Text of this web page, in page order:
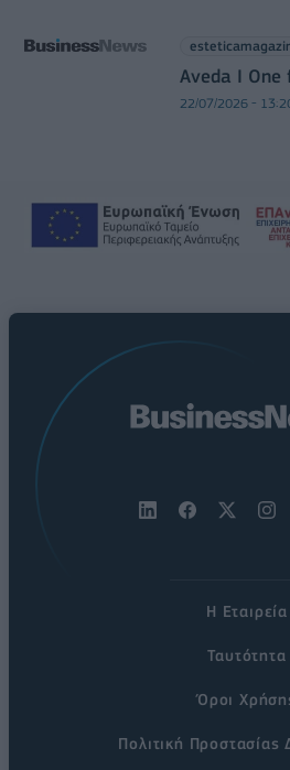
Aveda I One
22/07/2026 -
Η Εταιρεία
Ταυτότητα
Όροι
Πολιτική